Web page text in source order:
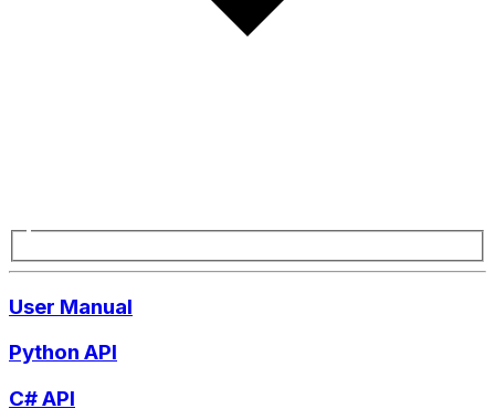
User Manual
Python API
C# API